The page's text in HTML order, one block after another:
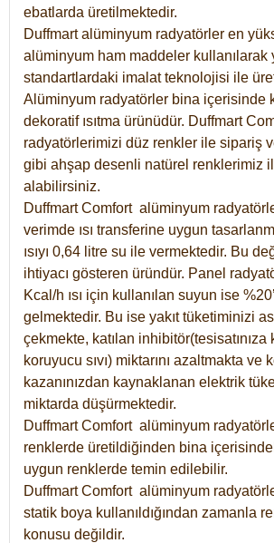
ebatlarda üretilmektedir.
Duffmart alüminyum radyatörler en
alüminyum ham maddeler kullanılarak
standartlardaki imalat teknolojisi ile
Alüminyum radyatörler bina içerisinde
dekoratif ısıtma ürünüdür. Duffmart
radyatörlerimizi düz renkler ile sipariş
gibi ahşap desenli natürel renklerimiz
alabilirsiniz.
Duffmart Comfort alüminyum
verimde ısı transferine uygun
ısıyı 0,64 litre su ile vermektedir. Bu
ihtiyacı gösteren üründür. Panel
Kcal/h ısı için kullanılan suyun ise
gelmektedir. Bu ise yakıt tüketiminizi
çekmekte, katılan inhibitör(tesisatınıza
koruyucu sıvı) miktarını azaltmakta ve
kazanınızdan kaynaklanan elektrik
miktarda düşürmektedir.
Duffmart Comfort alüminyum
renklerde üretildiğinden bina
uygun renklerde temin edilebilir.
DuffmartComfort alüminyum
statik boya kullanıldığından zamanla
konusu değildir.